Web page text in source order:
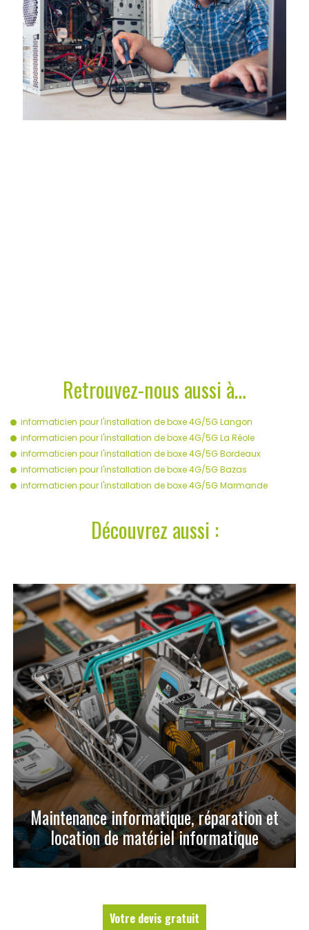
Retrouvez-nous aussi à…
informaticien pour l'installation de boxe 4G/5G Langon
informaticien pour l'installation de boxe 4G/5G La Réole
informaticien pour l'installation de boxe 4G/5G Bordeaux
informaticien pour l'installation de boxe 4G/5G Bazas
informaticien pour l'installation de boxe 4G/5G Marmande
Découvrez aussi :
Maintenance informatique, réparation et
location de matériel informatique
Votre devis gratuit